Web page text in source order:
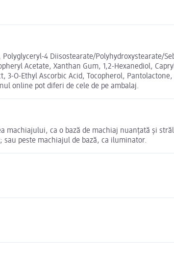
4 Diisostearate/Polyhydroxystearate/
Acetate, Xanthan Gum, 1,2-Hexanediol,
O-Ethyl Ascorbic Acid, Tocopherol,
online pot diferi de cele de pe ambalaj.
ca o bază de machiaj nuanțată și
peste machiajul de bază, ca iluminator.